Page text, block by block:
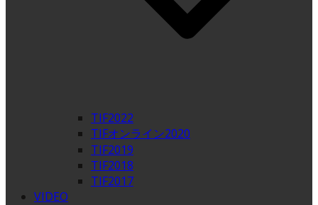
TIF2022
TIFオンライン2020
TIF2019
TIF2018
TIF2017
VIDEO